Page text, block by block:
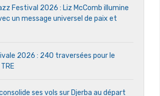
Festival 2026 : Liz McComb illumine
un message universel de paix et
2026 : 240 traversées pour le
ses vols sur Djerba au départ